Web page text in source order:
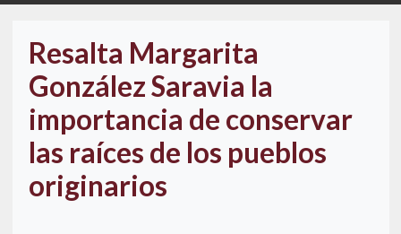
Resalta Margarita
González Saravia la
importancia de conservar
las raíces de los pueblos
originarios